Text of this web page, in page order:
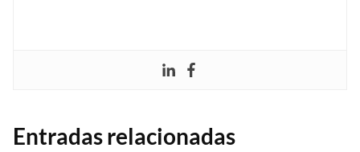
Entradas relacionadas